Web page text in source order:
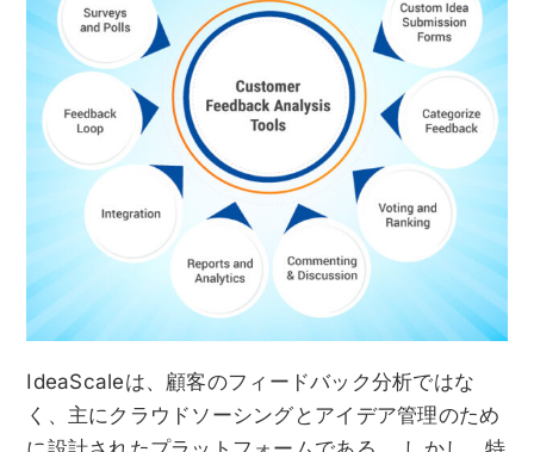
IdeaScaleは、顧客のフィードバック分析ではな
く、主にクラウドソーシングとアイデア管理のため